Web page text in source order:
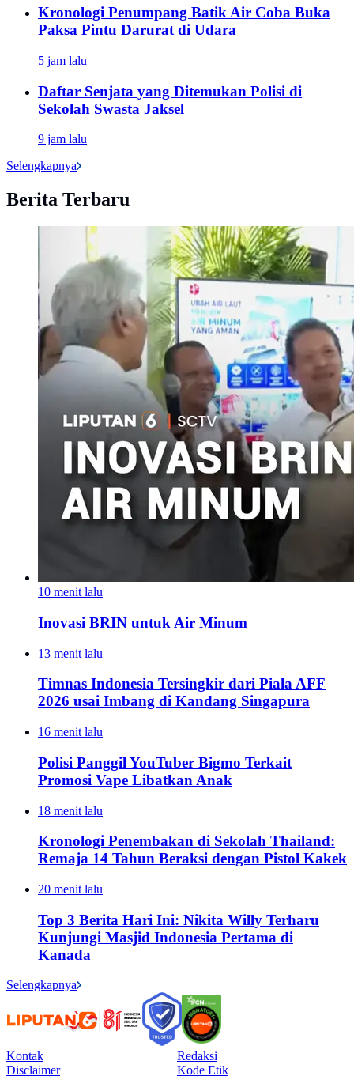
Kronologi Penumpang Batik Air Coba Buka
Paksa Pintu Darurat di Udara
5 jam lalu
Daftar Senjata yang Ditemukan Polisi di
Sekolah Swasta Jaksel
9 jam lalu
Selengkapnya
Berita Terbaru
10 menit lalu
Inovasi BRIN untuk Air Minum
13 menit lalu
Timnas Indonesia Tersingkir dari Piala AFF
2026 usai Imbang di Kandang Singapura
16 menit lalu
Polisi Panggil YouTuber Bigmo Terkait
Promosi Vape Libatkan Anak
18 menit lalu
Kronologi Penembakan di Sekolah Thailand:
Remaja 14 Tahun Beraksi dengan Pistol Kakek
20 menit lalu
Top 3 Berita Hari Ini: Nikita Willy Terharu
Kunjungi Masjid Indonesia Pertama di
Kanada
Selengkapnya
Kontak
Redaksi
Disclaimer
Kode Etik